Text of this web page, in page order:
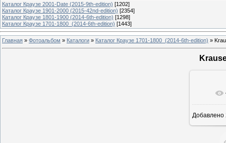
Каталог Краузе 2001-Date (2015-9th-edition) [1202]
Каталог Краузе 1901-2000 (2015-42nd-edition) [2354]
Каталог Краузе 1801-1900 (2014-6th-edition) [1298]
Каталог Краузе 1701-1800_(2014-6th-edition) [1443]
Главная » Фотоальбом » Каталоги » Каталог Краузе 1701-1800_(2014-6th-edition) »
Добавлено